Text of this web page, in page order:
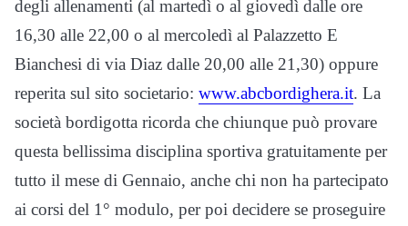
degli allenamenti (al martedì o al giovedì dalle ore
16,30 alle 22,00 o al mercoledì al Palazzetto E
Bianchesi di via Diaz dalle 20,00 alle 21,30) oppure
reperita sul sito societario: www.abcbordighera.it. La
società bordigotta ricorda che chiunque può provare
questa bellissima disciplina sportiva gratuitamente per
tutto il mese di Gennaio, anche chi non ha partecipato
ai corsi del 1° modulo, per poi decidere se proseguire